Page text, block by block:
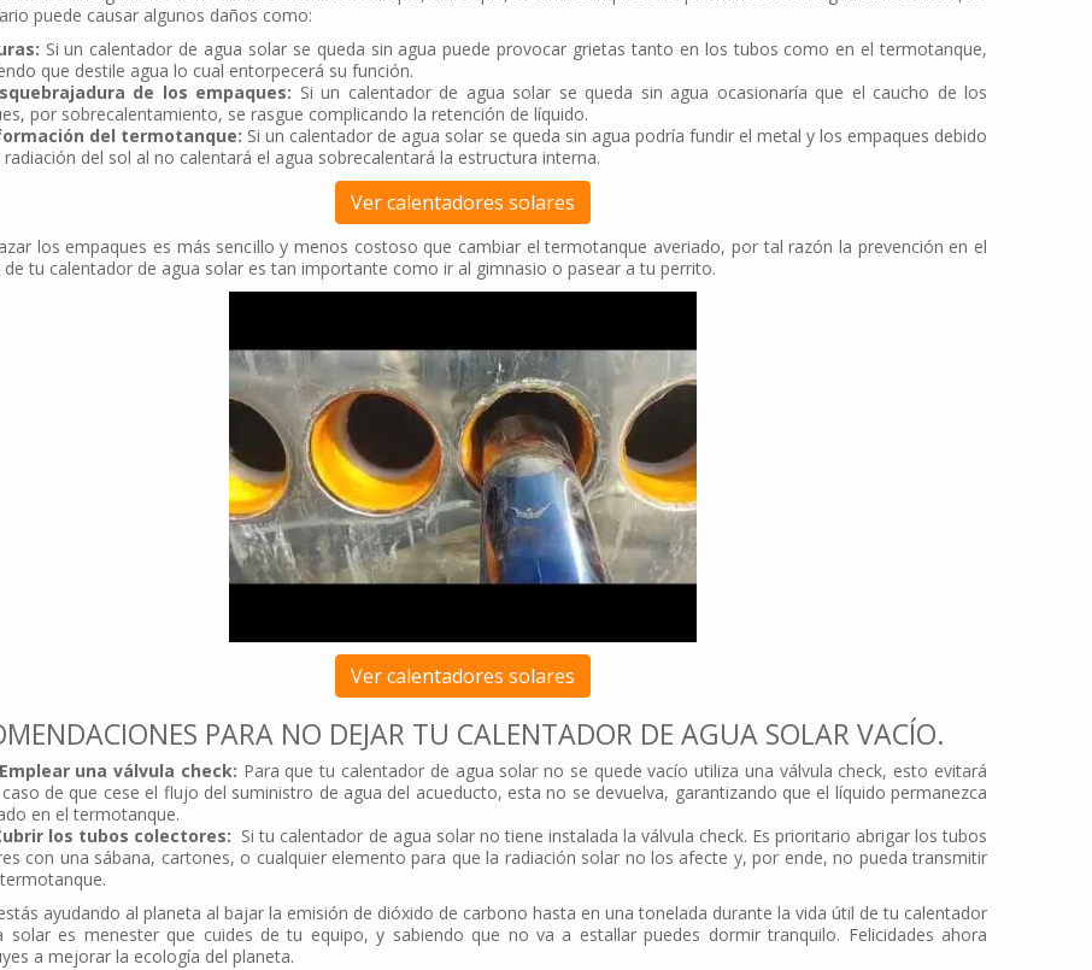
puede causar algunos daños como:
Si un calentador de agua solar se queda sin agua puede provocar grietas tanto en los tubos como en el termotanque,
que destile agua lo cual entorpecerá su función.
de los empaques: Si un calentador de agua solar se queda sin agua ocasionaría que el caucho de los
por sobrecalentamiento, se rasgue complicando la retención de líquido.
del termotanque: Si un calentador de agua solar se queda sin agua podría fundir el metal y los empaques debido
radiación del sol al no calentará el agua sobrecalentará la estructura interna.
Ver calentadores solares
los empaques es más sencillo y menos costoso que cambiar el termotanque averiado, por tal razón la prevención en el
de tu calentador de agua solar es tan importante como ir al gimnasio o pasear a tu perrito.
Ver calentadores solares
PARA NO DEJAR TU CALENTADOR DE AGUA SOLAR VACÍO.
una válvula check: Para que tu calentador de agua solar no se quede vacío utiliza una válvula check, esto evitará
de que cese el flujo del suministro de agua del acueducto, esta no se devuelva, garantizando que el líquido permanezca
en el termotanque.
los tubos colectores: Si tu calentador de agua solar no tiene instalada la válvula check. Es prioritario abrigar los tubos
con una sábana, cartones, o cualquier elemento para que la radiación solar no los afecte y, por ende, no pueda transmitir
ayudando al planeta al bajar la emisión de dióxido de carbono hasta en una tonelada durante la vida útil de tu calentador
solar es menester que cuides de tu equipo, y sabiendo que no va a estallar puedes dormir tranquilo. Felicidades ahora
a mejorar la ecología del planeta.